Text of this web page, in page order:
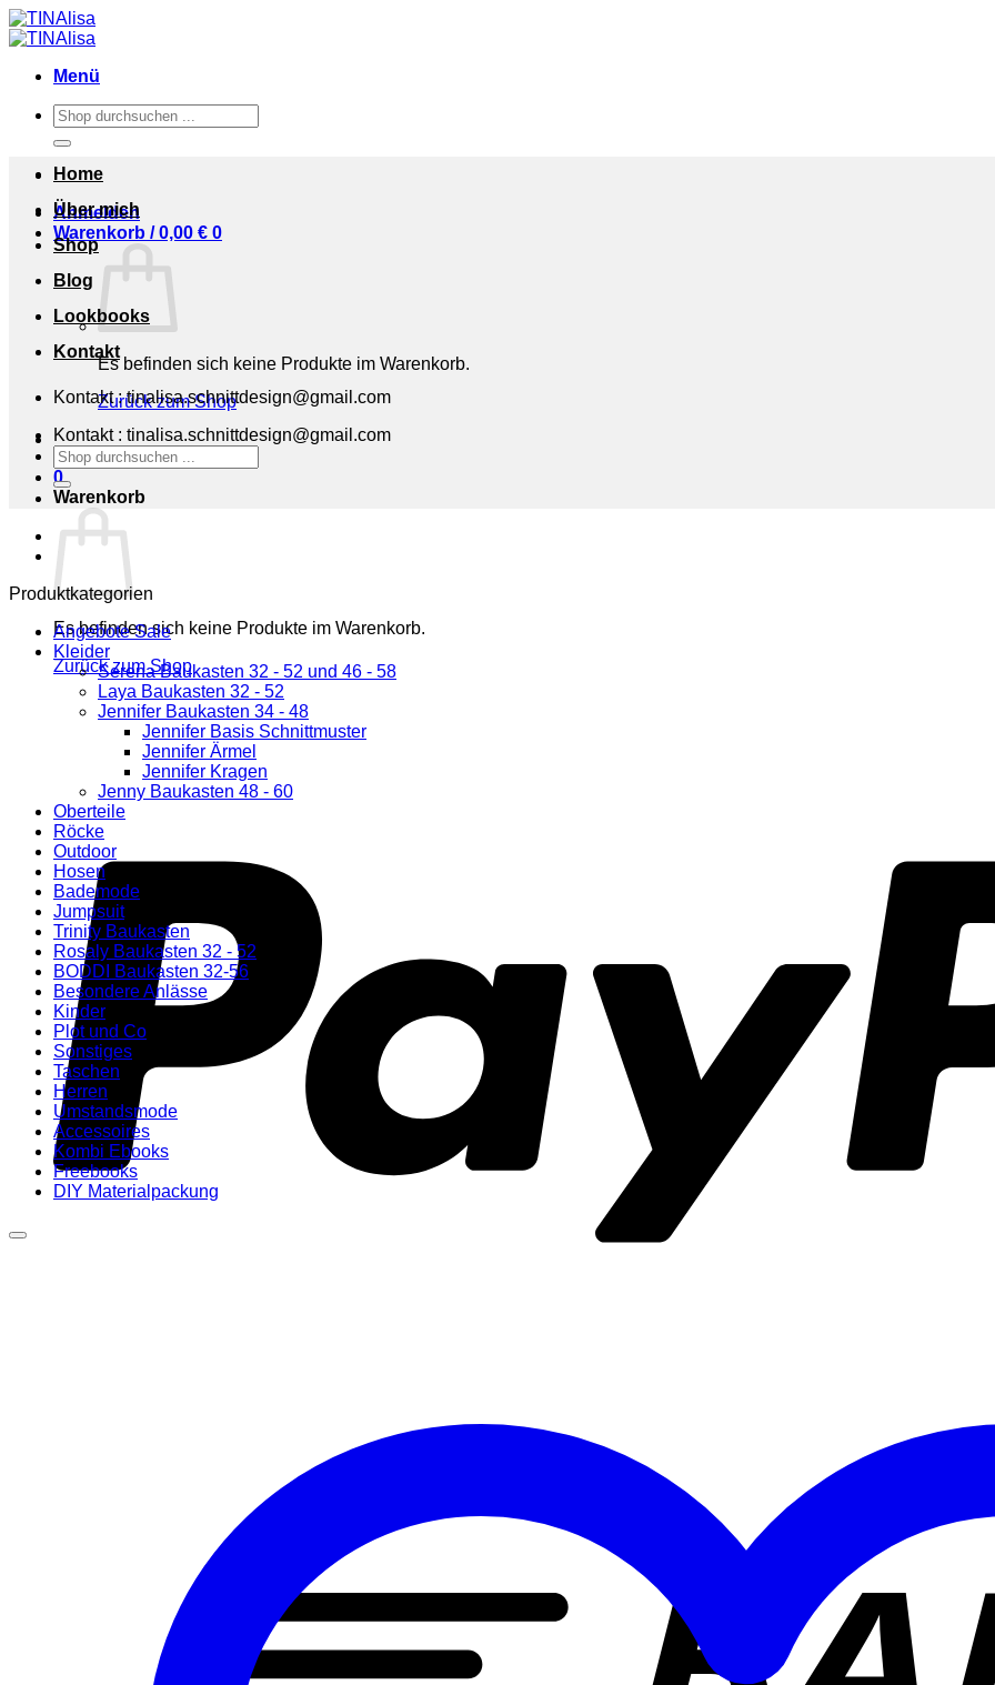
Zum
Inhalt
Menü
Suchen
nach:
Anmelden
Warenkorb /0,00 € 0
Es befinden sich keine Produkte im Warenkorb.
Zurück zum Shop
0
Warenkorb
Es befinden sich keine Produkte im Warenkorb.
Zurück zum Shop
Home
Über mich
Shop
Blog
Lookbooks
Kontakt
Kontakt : tinalisa.schnittdesign@gmail.com
Kontakt : tinalisa.schnittdesign@gmail.com
Suchen
nach:
Produktkategorien
Angebote Sale
Kleider
Serena Baukasten 32 - 52 und 46 - 58
Laya Baukasten 32 - 52
Jennifer Baukasten 34 - 48
Jennifer Basis Schnittmuster
Jennifer Ärmel
Jennifer Kragen
Jenny Baukasten 48 - 60
Oberteile
Röcke
Outdoor
Hosen
Bademode
Jumpsuit
Trinity Baukasten
Rosaly Baukasten 32 - 52
BODDI Baukasten 32-56
Besondere Anlässe
Kinder
Plot und Co
Sonstiges
Taschen
Herren
Umstandsmode
Accessoires
Kombi Ebooks
Freebooks
DIY Materialpackung